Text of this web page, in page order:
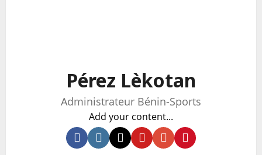
Pérez Lèkotan
Administrateur Bénin-Sports
Add your content...